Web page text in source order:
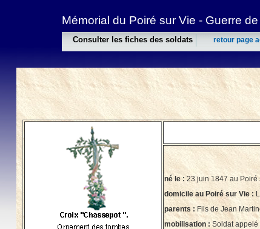
Mémorial du Poiré sur Vie - Guerre
Consulter les fiches des soldats retour page
né le :23 juin 1847 au Poiré
domicile au Poiré sur Vie :
parents : Fils de Jean
mobilisation : Soldat appelé